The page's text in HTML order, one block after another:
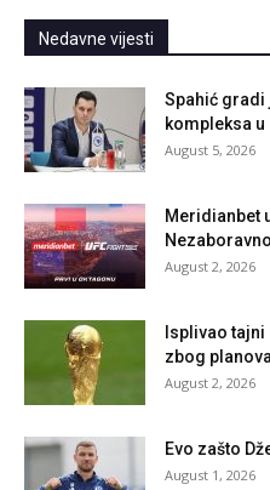
Nedavne vijesti
Spahić gradi
kompleksa
August 5, 2026
Meridianbet
August 2, 2026
Isplivao tajni
zbog
August 2, 2026
Evo zašto
August 1, 2026